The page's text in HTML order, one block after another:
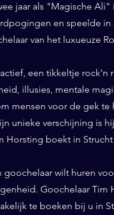
jaar als "Magische
en speelde in
van het luxueuze
een tikkeltje rock'n
illusies, mentale
mensen voor de gek te
unieke verschijning is
Horsting boekt in
goochelaar wilt huren
Goochelaar Tim
te boeken bij u in